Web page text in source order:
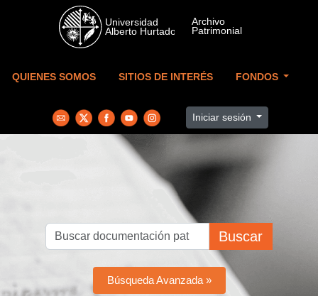
Skip to main content
QUIENES SOMOS SITIOS DE INTERÉS FONDOS
Iniciar sesión
Buscar
Búsqueda Avanzada »